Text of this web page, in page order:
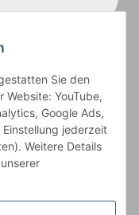
Sie den
Website: YouTube,
Google Ads,
jederzeit
Weitere Details